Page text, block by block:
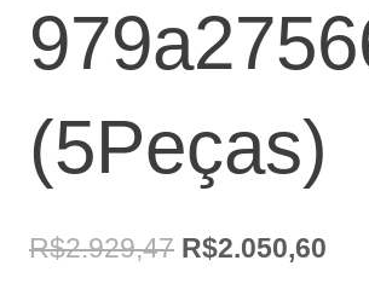
(5Peças)
R$2.929,47 O
R$2.050,60